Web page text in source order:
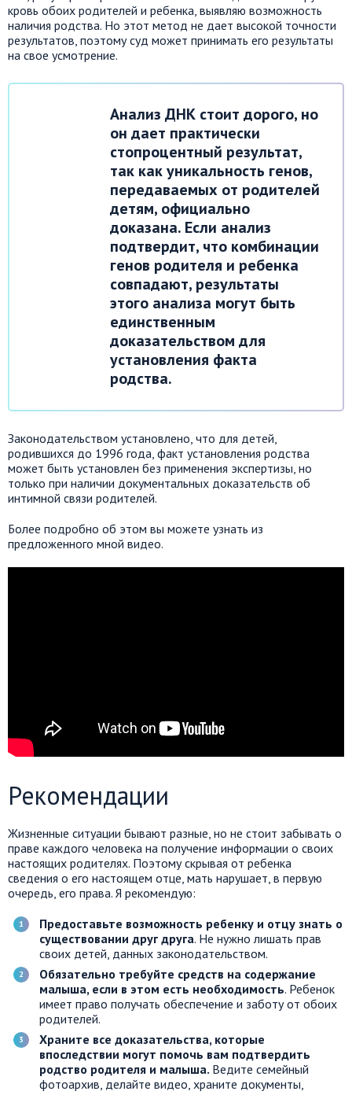
кровь обоих родителей и ребенка, выявляю возможность
наличия родства. Но этот метод не дает высокой точности
результатов, поэтому суд может принимать его результаты
на свое усмотрение.
Анализ ДНК стоит дорого, но
он дает практически
стопроцентный результат,
так как уникальность генов,
передаваемых от родителей
детям, официально
доказана. Если анализ
подтвердит, что комбинации
генов родителя и ребенка
совпадают, результаты
этого анализа могут быть
единственным
доказательством для
установления факта
родства.
Законодательством установлено, что для детей,
родившихся до 1996 года, факт установления родства
может быть установлен без применения экспертизы, но
только при наличии документальных доказательств об
интимной связи родителей.
Более подробно об этом вы можете узнать из
предложенного мной видео.
Рекомендации
Жизненные ситуации бывают разные, но не стоит забывать о
праве каждого человека на получение информации о своих
настоящих родителях. Поэтому скрывая от ребенка
сведения о его настоящем отце, мать нарушает, в первую
очередь, его права. Я рекомендую:
Предоставьте возможность ребенку и отцу знать о
существовании друг друга. Не нужно лишать прав
своих детей, данных законодательством.
Обязательно требуйте средств на содержание
малыша, если в этом есть необходимость. Ребенок
имеет право получать обеспечение и заботу от обоих
родителей.
Храните все доказательства, которые
впоследствии могут помочь вам подтвердить
родство родителя и малыша. Ведите семейный
фотоархив, делайте видео, храните документы,